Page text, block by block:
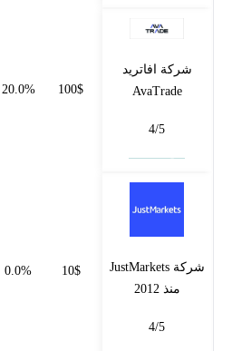
شركة افاتريد
AvaTrade
4/5
100$
20.0%
شركة JustMarkets
منذ 2012
4/5
10$
0.0%